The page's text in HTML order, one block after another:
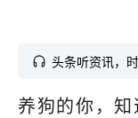
头条听资讯，
养狗的你，